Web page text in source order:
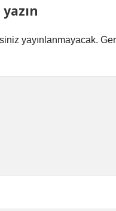
yayınlanmayacak.